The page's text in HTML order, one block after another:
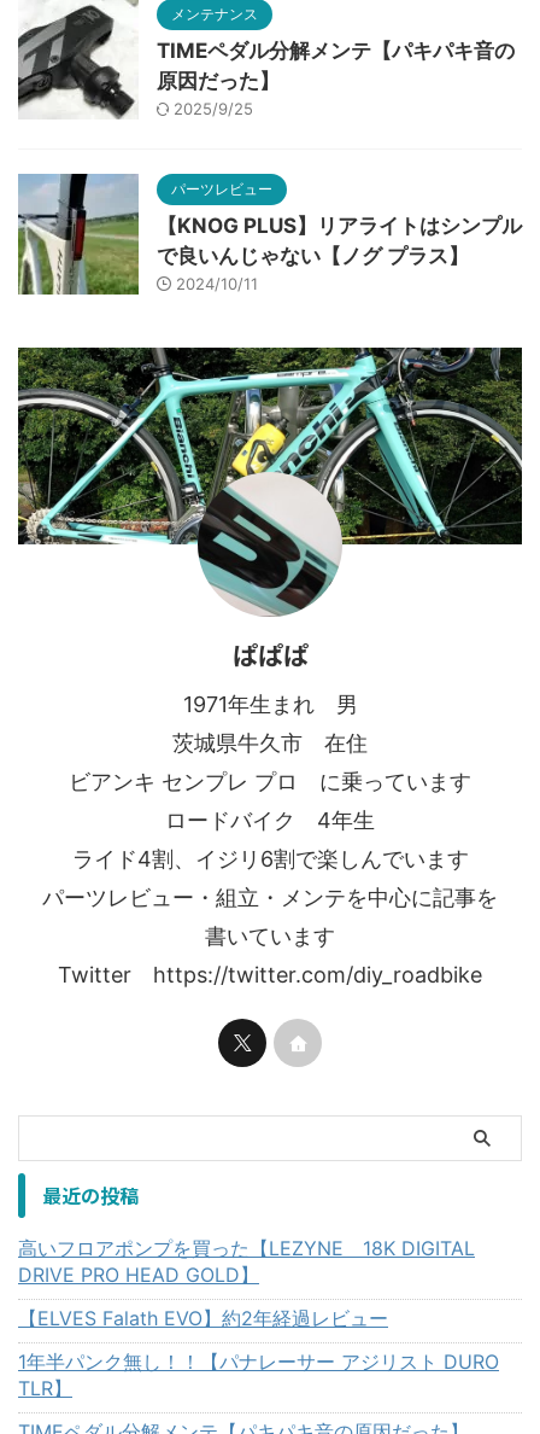
メンテナンス
TIMEペダル分解メンテ【パキパキ音の
原因だった】
2025/9/25
パーツレビュー
【KNOG PLUS】リアライトはシンプル
で良いんじゃない【ノグ プラス】
2024/10/11
ぱぱぱ
1971年生まれ 男
茨城県牛久市 在住
ビアンキ センプレ プロ に乗っています
ロードバイク 4年生
ライド4割、イジリ6割で楽しんでいます
パーツレビュー・組立・メンテを中心に記事を
書いています
Twitter https://twitter.com/diy_roadbike
最近の投稿
高いフロアポンプを買った【LEZYNE 18K DIGITAL
DRIVE PRO HEAD GOLD】
【ELVES Falath EVO】約2年経過レビュー
1年半パンク無し！！【パナレーサー アジリスト DURO
TLR】